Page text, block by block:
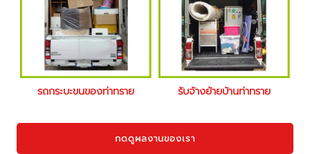
รถกระบะขนของท่าทราย รับจ้างย้ายบ้านท่าทราย
กดดูผลงานของเรา